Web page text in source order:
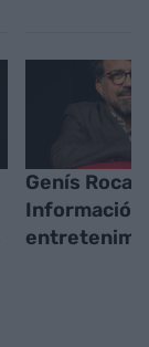
Genís Roca -
Información